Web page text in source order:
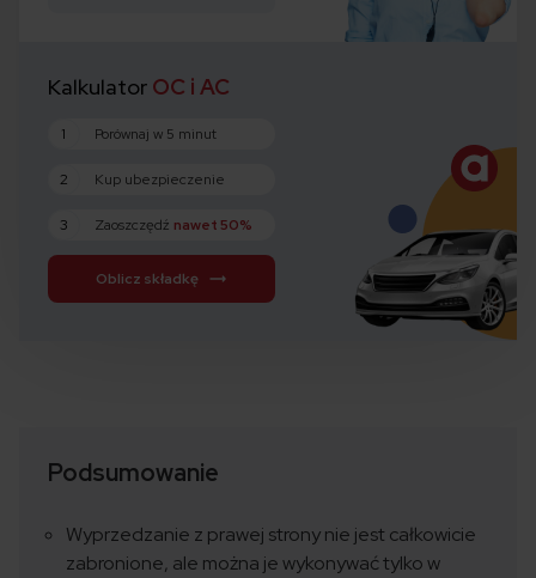
Kalkulator OC i AC
1 Porównaj w 5 minut
2 Kup ubezpieczenie
3 Zaoszczędź nawet 50%
Oblicz składkę
Podsumowanie
Wyprzedzanie z prawej strony nie jest całkowicie
zabronione, ale można je wykonywać tylko w